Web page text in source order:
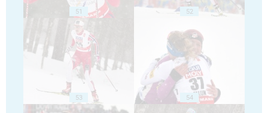
51 52
53 54